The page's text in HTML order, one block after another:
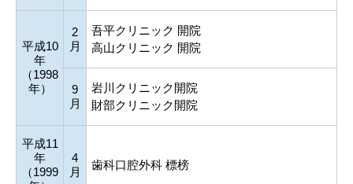
平成10
年
（1998
年）
2
月
吾平クリニック 開院
高山クリニック 開院
9
月
岩川クリニック開院
財部クリニック開院
平成11
年
（1999
4
月
歯科口腔外科 標榜